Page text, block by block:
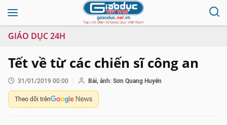
GIÁO DỤC 24H
Tết về từ các chiến sĩ công an
31/01/2019 00:00 Bài, ảnh: Sơn Quang Huyến
Theo dõi trên